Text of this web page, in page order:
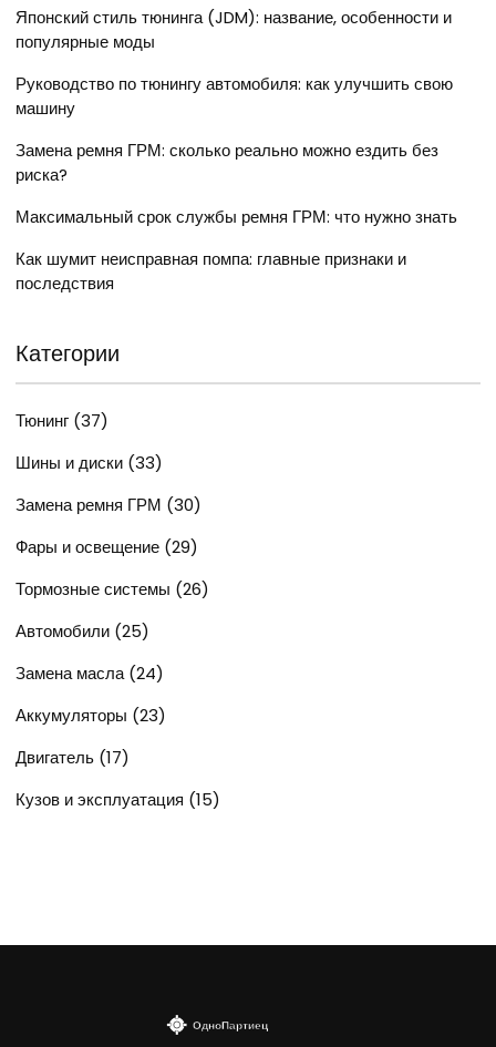
Японский стиль тюнинга (JDM): название, особенности и
популярные моды
Руководство по тюнингу автомобиля: как улучшить свою
машину
Замена ремня ГРМ: сколько реально можно ездить без
риска?
Максимальный срок службы ремня ГРМ: что нужно знать
Как шумит неисправная помпа: главные признаки и
последствия
Категории
Тюнинг (37)
Шины и диски (33)
Замена ремня ГРМ (30)
Фары и освещение (29)
Тормозные системы (26)
Автомобили (25)
Замена масла(24)
Аккумуляторы (23)
Двигатель (17)
Кузов и эксплуатация (15)